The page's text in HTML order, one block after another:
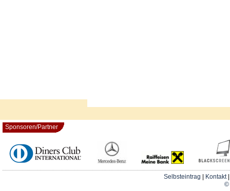
Sponsoren/Partner
Selbsteintrag Kontakt
©